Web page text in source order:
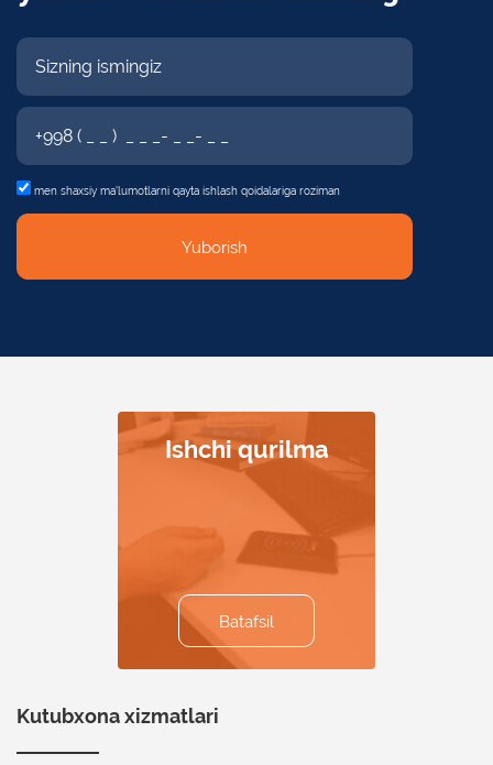
men shaxsiy ma'lumotlarni qayta ishlash qoidalariga roziman
Yuborish
Kitoblarni mustaqil
qaytarish
Batafsil
Ishchi qurilma
Batafsil
Tashrif
buyuruvchilarni
hisoblash
Batafsil
Aqlli javonlar
Batafsil
Tez va aniq
inventarizatsiya
Batafsil
Kutubxona xizmatlari